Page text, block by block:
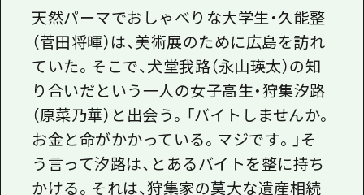
よくあるご質問
メディア掲載情報
フォトダウンロード
関連リンク
天然パーマでおしゃべりな大学生・久能整
（菅田将暉）は、美術展のために広島を訪れ
ていた。そこで、犬堂我路（永山瑛太）の知
り合いだという一人の女子高生・狩集汐路
（原菜乃華）と出会う。「バイトしませんか。
お金と命がかかっている。マジです。」そ
う言って汐路は、とあるバイトを整に持ち
かける。それは、狩集家の莫大な遺産相続